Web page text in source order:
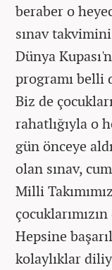
beraber o
sınav
Dünya
programı belli
Biz de
rahatlığıyla o
gün önceye
olan sınav,
Milli
Hepsine
kolaylıklar